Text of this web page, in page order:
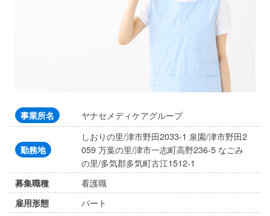
事業所名 ヤナセメディケアグループ
勤務地
しおりの里/津市野田2033-1 泉園/津市野田2
059 万葉の里/津市一志町高野236-5 なごみ
の里/多気郡多気町古江1512-1
募集職種 看護職
雇用形態 パート